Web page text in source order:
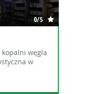
0/5
kopalni węgla
w